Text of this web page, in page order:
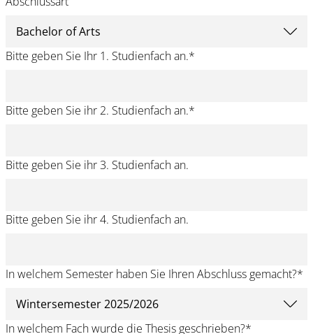
Bitte geben Sie Ihr 1. Studienfach an.*
Bitte geben Sie ihr 2. Studienfach an.*
Bitte geben Sie ihr 3. Studienfach an.
Bitte geben Sie ihr 4. Studienfach an.
In welchem Semester haben Sie Ihren Abschluss gemacht?*
In welchem Fach wurde die Thesis geschrieben?*